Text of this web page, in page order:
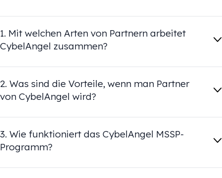
1. Mit welchen Arten von Partnern arbeitet
CybelAngel zusammen?
2. Was sind die Vorteile, wenn man Partner
von CybelAngel wird?
3. Wie funktioniert das CybelAngel MSSP-
Programm?